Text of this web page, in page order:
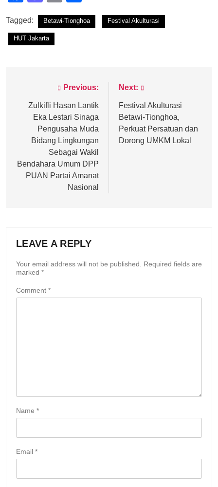
Tagged: Betawi-Tionghoa Festival Akulturasi
HUT Jakarta
navigation
Previous:
Zulkifli Hasan Lantik
Eka Lestari Sinaga
Pengusaha Muda
Bidang Lingkungan
Sebagai Wakil
Bendahara Umum DPP
PUAN Partai Amanat
Nasional
Next:
Festival Akulturasi
Betawi-Tionghoa,
Perkuat Persatuan dan
Dorong UMKM Lokal
LEAVE A REPLY
Your email address will not be published.
Required fields are
marked *
Comment *
Name *
Email *